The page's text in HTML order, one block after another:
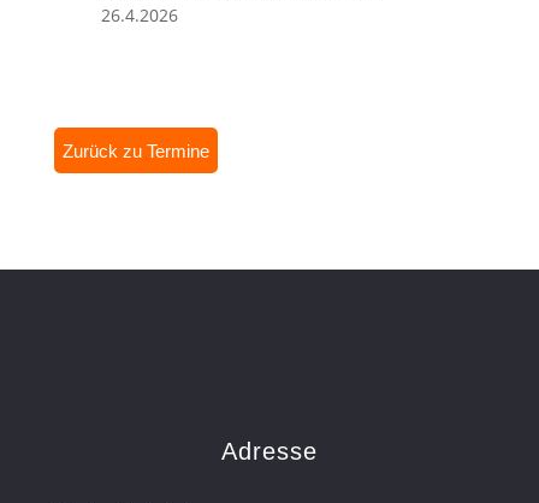
26.4.2026
Zurück zu Termine
Adresse